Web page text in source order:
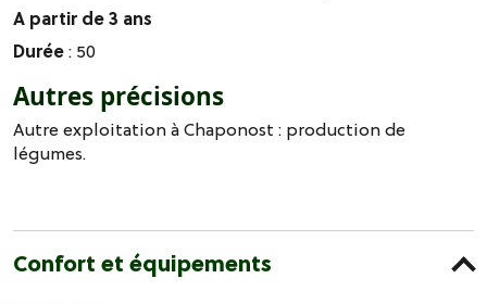
A partir de 3 ans
Durée: 50
Autres précisions
Autre exploitation à Chaponost : production de
légumes.
Confort et équipements